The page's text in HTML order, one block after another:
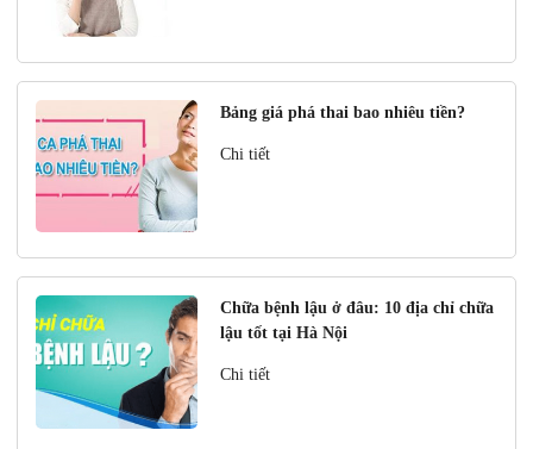
Bảng giá phá thai bao nhiêu tiền?
Chi tiết
Chữa bệnh lậu ở đâu: 10 địa chỉ chữa
lậu tốt tại Hà Nội
Chi tiết